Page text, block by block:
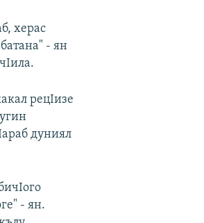
херас
- ян
рецIизе
дуниял
- ян.